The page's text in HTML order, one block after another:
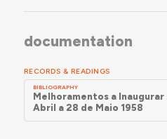
documentation
RECORDS & READINGS
BIBLIOGRAPHY
Melhoramentos a
Abril a 28 de Maio 1958